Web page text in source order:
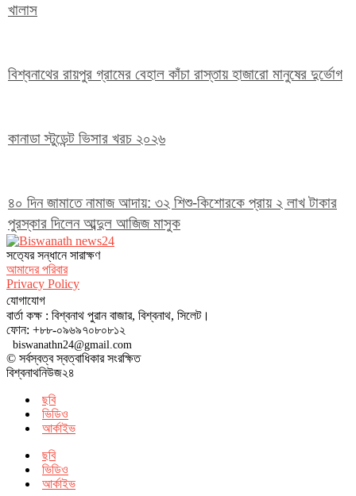
খালাস
বিশ্বনাথের রায়পুর গ্রামের বেহাল কাঁচা রাস্তায় হাজারো মানুষের দুর্ভোগ
কানাডা স্টুডেন্ট ভিসার খরচ ২০২৬
৪০ দিন জামাতে নামাজ আদায়: ৩২ শিশু-কিশোরকে প্রায় ২ লাখ টাকার
পুরস্কার দিলেন আব্দুল আজিজ মাসুক
সত‌্যের সন্ধানে সারাক্ষণ
আমাদের পরিবার
Privacy Policy
যোগাযোগ
বার্তা কক্ষ : বিশ্বনাথ পুরান বাজার, বিশ্বনাথ, সিলেট।
ফোন: +৮৮-০৯৬৯৭০৮০৮১২
biswanathn24@gmail.com
© সর্বস্বত্ব স্বত্বাধিকার সংরক্ষিত
বিশ্বনাথনিউজ২৪
ছবি
ভিডিও
আর্কাইভ
ছবি
ভিডিও
আর্কাইভ